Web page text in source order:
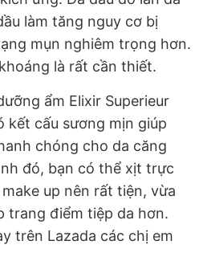
làm tăng nguy cơ bị
mụn nghiêm trọng hơn.
là rất cần thiết.
ẩm Elixir Superieur
kết cấu sương mịn giúp
chóng cho da căng
đó, bạn có thể xịt trực
up nên rất tiện, vừa
trang điểm tiệp da hơn.
trên Lazada các chị em